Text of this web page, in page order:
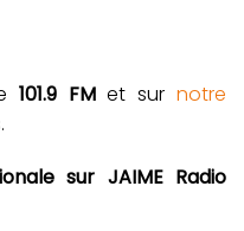
101.9 FMet surnotre
sur JAIME Radio